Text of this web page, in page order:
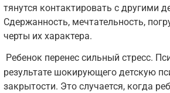
тянутся контактировать с другими
Сдержанность, мечтательность,
черты их характера.
Ребенок перенес сильный стресс.
результате шокирующего детскую
закрытости. Это случается, когда